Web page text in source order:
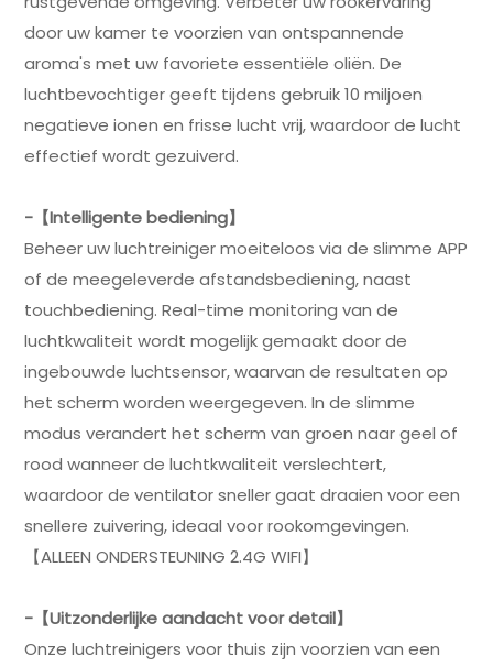
door uw kamer te voorzien van ontspannende
aroma's met uw favoriete essentiële oliën. De
luchtbevochtiger geeft tijdens gebruik 10 miljoen
negatieve ionen en frisse lucht vrij, waardoor de lucht
effectief wordt gezuiverd.
-【Intelligente bediening】
Beheer uw luchtreiniger moeiteloos via de slimme APP
of de meegeleverde afstandsbediening, naast
touchbediening. Real-time monitoring van de
luchtkwaliteit wordt mogelijk gemaakt door de
ingebouwde luchtsensor, waarvan de resultaten op
het scherm worden weergegeven. In de slimme
modus verandert het scherm van groen naar geel of
rood wanneer de luchtkwaliteit verslechtert,
waardoor de ventilator sneller gaat draaien voor een
snellere zuivering, ideaal voor rookomgevingen.
【ALLEEN ONDERSTEUNING 2.4G WIFI】
-【Uitzonderlijke aandacht voor detail】
Onze luchtreinigers voor thuis zijn voorzien van een